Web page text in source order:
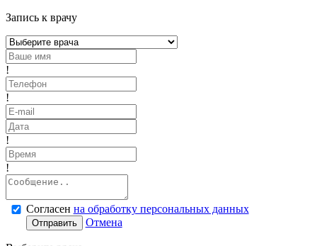
Запись к врачу
!
!
!
!
Согласен на обработку персональных данных
Отправить Отмена